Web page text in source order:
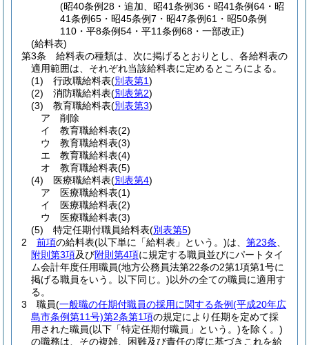
(昭40条例28・追加、昭41条例36・昭41条例64・昭
41条例65・昭45条例7・昭47条例61・昭50条例
110・平8条例54・平11条例68・一部改正)
(給料表)
第3条
給料表の種類は、次に掲げるとおりとし、各給料表の
適用範囲は、それぞれ当該給料表に定めるところによる。
(1)
行政職給料表(別表第1)
(2)
消防職給料表(別表第2)
(3)
教育職給料表(別表第3)
ア
削除
イ
教育職給料表(2)
ウ
教育職給料表(3)
エ
教育職給料表(4)
オ
教育職給料表(5)
(4)
医療職給料表(別表第4)
ア
医療職給料表(1)
イ
医療職給料表(2)
ウ
医療職給料表(3)
(5)
特定任期付職員給料表(別表第5)
2
前項の給料表(以下単に「給料表」という。)は、 第23条
附則第3項及び附則第4項に規定する職員並びにパートタイ
ム会計年度任用職員(地方公務員法第22条の2第1項第1号に
掲げる職員をいう。以下同じ。)以外の全ての職員に適用す
る。
3
職員(一般職の任期付職員の採用に関する条例(平成20年広
島市条例第11号)第2条第1項の規定により任期を定めて採
用された職員(以下「特定任期付職員」という。)を除く。)
の職務は、その複雑、困難及び責任の度に基づきこれを給